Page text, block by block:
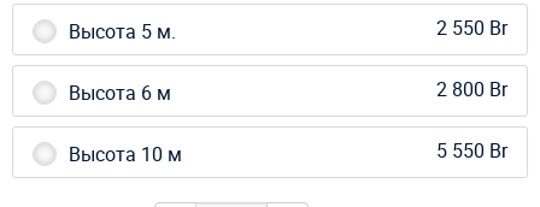
Высота 5 м. 2 550 Br
Высота 6 м 2 800 Br
Высота 10 м 5 550 Br